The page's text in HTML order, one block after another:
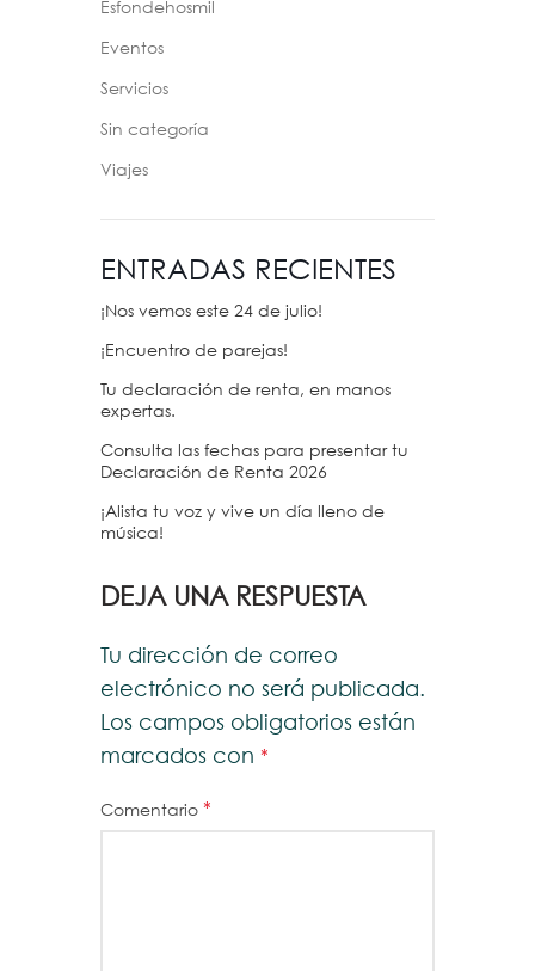
Esfondehosmil
Eventos
Servicios
Sin categoría
Viajes
ENTRADAS RECIENTES
¡Nos vemos este 24 de julio!
¡Encuentro de parejas!
Tu declaración de renta, en manos
expertas.
Consulta las fechas para presentar tu
Declaración de Renta 2026
¡Alista tu voz y vive un día lleno de
música!
DEJA UNA RESPUESTA
Tu dirección de correo
electrónico no será publicada.
Los campos obligatorios están
marcados con *
Comentario *